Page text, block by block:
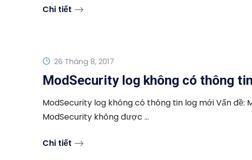
Chi tiết
26 Tháng 8, 2017
ModSecurity log không có thông
ModSecurity log không có thông tin log mới Vấn đề:
ModSecurity không được ...
Chi tiết